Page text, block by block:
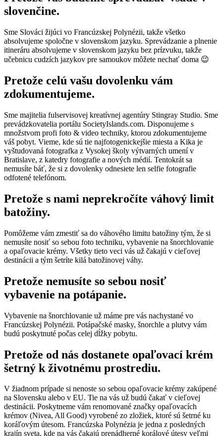
slovenčine.
Sme Slováci žijúci vo Francúzskej Polynézii, takže všetko
absolvujeme spoločne v slovenskom jazyku. Sprevádzanie a plnenie
itineráru absolvujeme v slovenskom jazyku bez prízvuku, takže
učebnicu cudzích jazykov pre samoukov môžete nechať doma 😉
Pretože celú vašu dovolenku vám
zdokumentujeme.
Sme majitelia fulservisovej kreatívnej agentúry Stingray Studio. Sme
prevádzkovatelia portálu SocietyIslands.com. Disponujeme s
množstvom profi foto & video techniky, ktorou zdokumentujeme
váš pobyt. Vieme, kde sú tie najfotogenickejšie miesta a Kika je
vyštudovaná fotografka z Vysokej školy výtvarných umení v
Bratislave, z katedry fotografie a nových médií. Tentokrát sa
nemusíte báť, že si z dovolenky odnesiete len selfie fotografie
odfotené telefónom.
Pretože s nami neprekročíte váhový limit
batožiny.
Pomôžeme vám zmestiť sa do váhového limitu batožiny tým, že si
nemusíte nosiť so sebou foto techniku, vybavenie na šnorchlovanie
a opaľovacie krémy. Všetky tieto veci vás už čakajú v cieľovej
destinácii a tým šetríte kilá batožinovej váhy.
Pretože nemusíte so sebou nosiť
vybavenie na potápanie.
Vybavenie na šnorchlovanie už máme pre vás nachystané vo
Francúzskej Polynézii. Potápačské masky, šnorchle a plutvy vám
budú poskytnuté počas celej dĺžky pobytu.
Pretože od nás dostanete opaľovací krém
šetrný k životnému prostrediu.
V žiadnom prípade si nenoste so sebou opaľovacie krémy zakúpené
na Slovensku alebo v EU. Tie na vás už budú čakať v cieľovej
destinácii. Poskytneme vám renomované značky opaľovacích
krémov (Nivea, All Good) vyrobené zo zložiek, ktoré sú šetrné ku
koráľovým útesom. Francúzska Polynézia je jedna z posledných
krajín sveta, kde na vás čakajú prenádherné korálové útesy veľmi